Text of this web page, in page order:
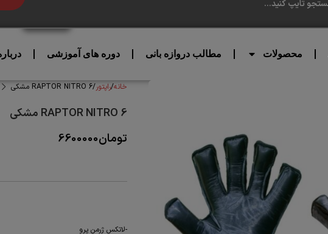
محصولات مطالب دروازه بانی دوره های آموزشی
خانه راپتور RAPTOR NITRO 6 مشکی
RAPTOR NITRO 6 مشکی
تومان6600000
-لاتکس ژرمن پرو